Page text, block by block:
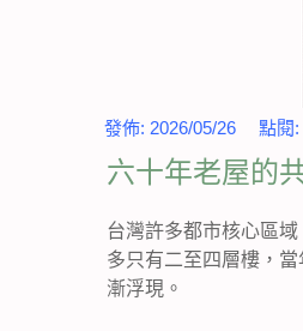
發佈: 2026/05/26 點閱:
六十年老屋的
台灣許多都市核心區
多只有二至四層樓，
漸浮現。